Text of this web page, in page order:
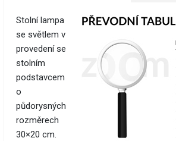
Stolní lampa
se světlem v
provedení se
stolním
podstavcem
o
půdorysných
rozměrech
30×20 cm.